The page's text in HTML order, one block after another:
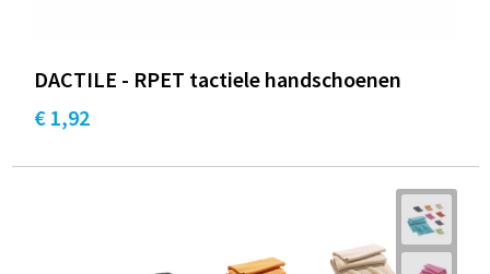
DACTILE - RPET tactiele handschoenen
€ 1,92